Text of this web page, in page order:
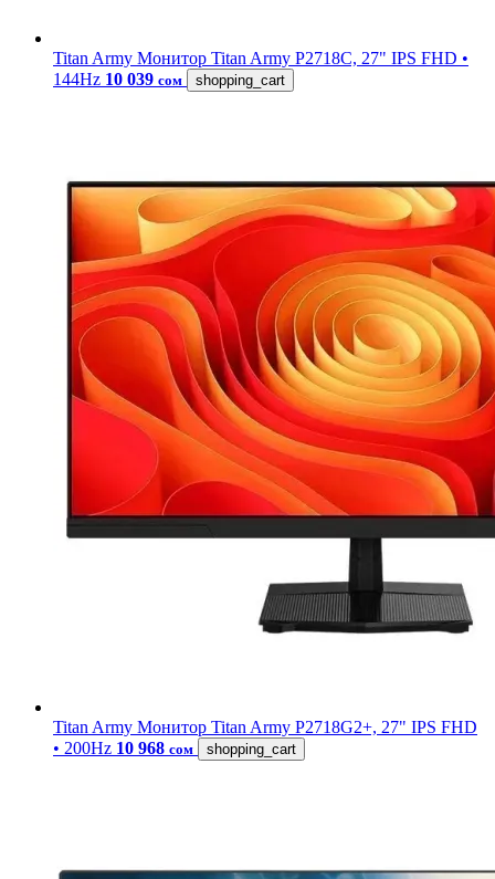
Titan Army Монитор Titan Army P2718C, 27" IPS FHD •
144Hz 10 039 сом shopping_cart
Titan Army Монитор Titan Army P2718G2+, 27" IPS FHD
• 200Hz 10 968 сом shopping_cart